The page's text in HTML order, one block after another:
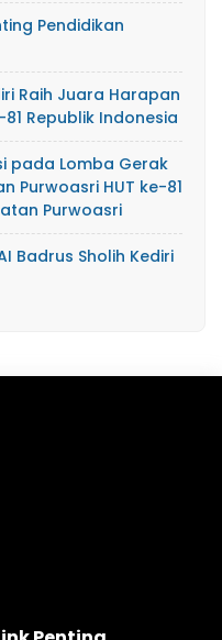
Pendidikan
Raih Juara Harapan
Republik Indonesia
pada Lomba Gerak
Purwoasri HUT ke-81
Purwoasri
Badrus Sholih Kediri